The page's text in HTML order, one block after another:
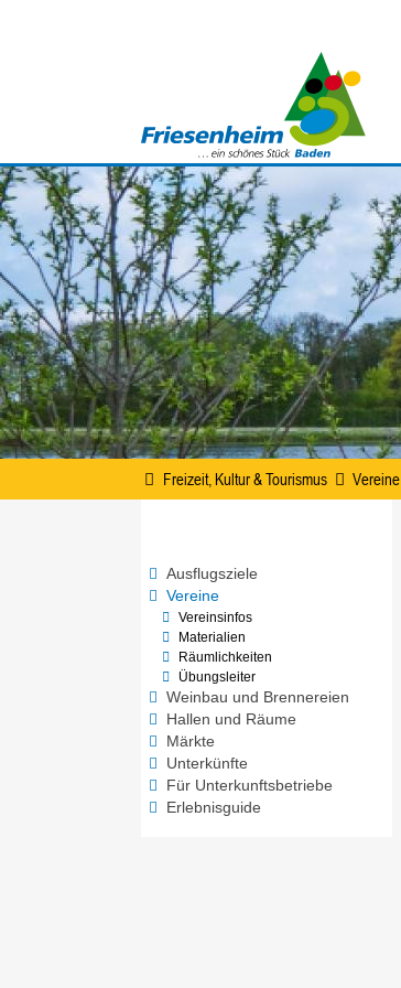
Freizeit, Kultur & Tourismus Vereine
Ausflugsziele
Vereine
Vereinsinfos
Materialien
Räumlichkeiten
Übungsleiter
Weinbau und Brennereien
Hallen und Räume
Märkte
Unterkünfte
Für Unterkunftsbetriebe
Erlebnisguide